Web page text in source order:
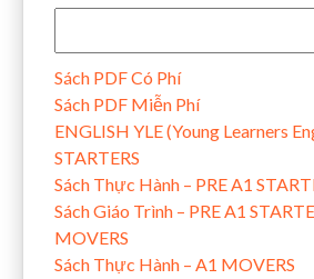
Sách PDF Có Phí
Sách PDF Miễn Phí
ENGLISH YLE (Young Learners
STARTERS
Sách Thực Hành – PRE A1
Sách Giáo Trình – PRE A1
MOVERS
Sách Thực Hành – A1 MOVERS